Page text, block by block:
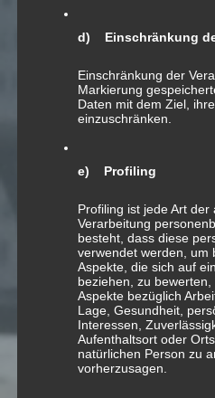
SEP.
Etude in
Hacker»)
Etude in Bbm für
2011; «mediaphonic
d) Einschränkung
Einschränkung der
Markierung
Daten mit dem Ziel,
einzuschränken.
e) Profiling
Profiling ist jede Art der
Verarbeitung
besteht, dass diese
verwendet werden, um
Aspekte, die sich auf
beziehen, zu
Aspekte bezüglich
Lage, Gesundheit,
Interessen,
Aufenthaltsort oder
natürlichen Person zu
vorherzusagen.